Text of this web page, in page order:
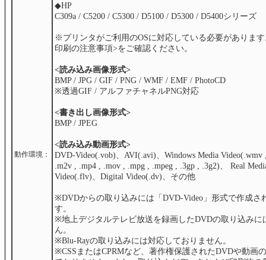
動作環境：
◆HP
C309a / C5200 / C5300 / D5100 / D5300 / D5400シリーズ
※プリンタがご利用のOSに対応している必要がありま
印刷の注意事項>をご確認ください。
<読み込み画像形式>
BMP / JPG / GIF / PNG / WMF / EMF / PhotoCD
※透過GIF / アルファチャネルPNG対応
<書き出し画像形式>
BMP / JPEG
<読み込み動画形式>
DVD-Video(.vob)、AVI(.avi)、Windows Media Video(.wmv
.m2v , .mp4 , .mov , .mpg , .mpeg , .3gp , .3g2)、 Real
Video(.flv)、Digital Video(.dv)、その他
※DVDからの取り込みには「DVD-Video」形式で作成さ
す。
※地上デジタルテレビ放送を録画したDVDの取り込みに
ん。
※Blu-Rayの取り込みには対応しておりません。
※CSSまたはCPRMなど、著作権保護されたDVDや動画